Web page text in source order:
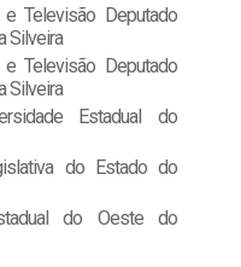
e Televisão Deputado
Silveira
e Televisão Deputado
Silveira
Estadual do
do Estado do
do Oeste do